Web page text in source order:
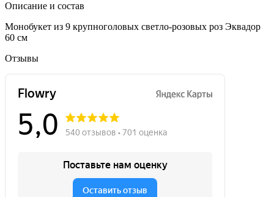
Описание и состав
Монобукет из 9 крупноголовых светло-розовых роз Эквадор
60 см
Отзывы